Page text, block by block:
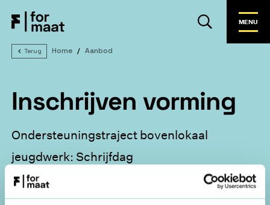
MENU
Terug Home Aanbod
Inschrijven vorming
Ondersteuningstraject bovenlokaal
jeugdwerk: Schrijfdag